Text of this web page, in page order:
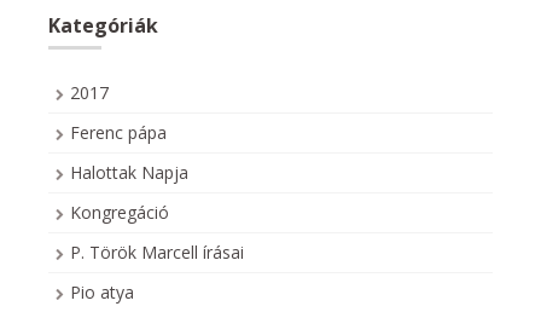
Kategóriák
2017
Ferenc pápa
Halottak Napja
Kongregáció
P. Török Marcell írásai
Pio atya